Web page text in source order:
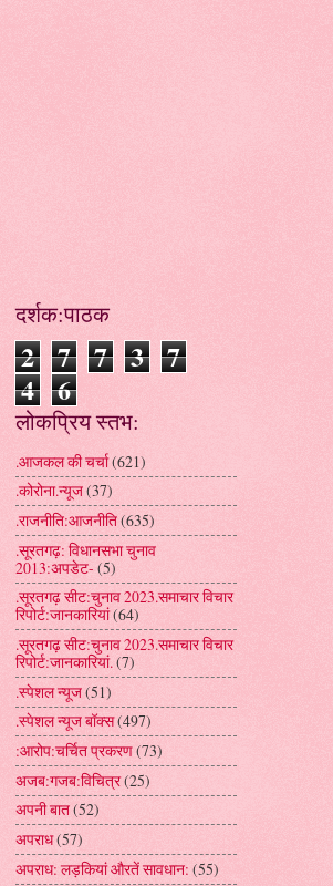
दर्शक:पाठक
2 7 7 3 7
4 6
लोकप्रिय स्तभ:
.आजकल की चर्चा(621)
.कोरोना.न्यूज(37)
.राजनीति:आजनीति(635)
.सूरतगढ़: विधानसभा चुनाव
2013:अपडेट- (5)
.सूरतगढ़ सीट:चुनाव 2023.समाचार विचार
रिपोर्ट:जानकारियां(64)
.सूरतगढ़ सीट:चुनाव 2023.समाचार विचार
रिपोर्ट:जानकारियां.(7)
.स्पेशल न्यूज(51)
.स्पेशल न्यूज बॉक्स(497)
:आरोप:चर्चित प्रकरण(73)
अजब:गजब:विचित्र(25)
अपनी बात(52)
अपराध(57)
अपराध: लड़कियां औरतें सावधान: (55)